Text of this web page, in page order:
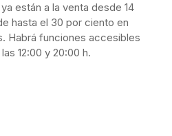
están a la venta desde 14
hasta el 30 por ciento en
Habrá funciones accesibles
12:00 y 20:00 h.